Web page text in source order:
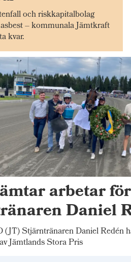
och riskkapitalbolag
– kommunala Jämtkraft
kvar.
arbetar för
Daniel
Stjärntränaren Daniel Redén
Jämtlands Stora Pris